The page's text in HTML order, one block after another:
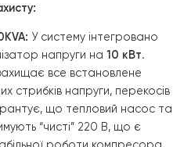
температури, які
температуру гарячої води,
та автоматично
залежно від потреб
власники отримали сучасну,